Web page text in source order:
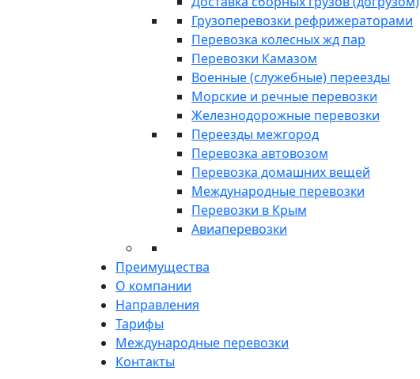
Грузоперевозки рефрижераторами
Перевозка колесных жд пар
Перевозки Камазом
Военные (служебные) переезды
Морские и речные перевозки
Железнодорожные перевозки
Переезды межгород
Перевозка автовозом
Перевозка домашних вещей
Международные перевозки
Перевозки в Крым
Авиаперевозки
Преимущества
О компании
Направления
Тарифы
Международные перевозки
Контакты